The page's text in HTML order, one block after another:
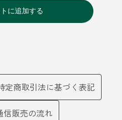
定商取引法に基づく表記
信販売の流れ